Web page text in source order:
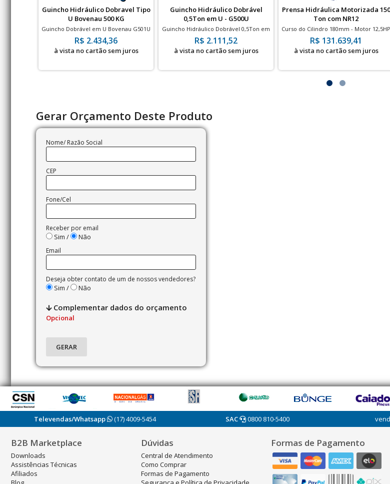
Guincho Hidráulico Dobravel Tipo
U Bovenau 500 KG
Guincho Dobrável em U Bovenau G501U
- Rodas de Poliuretano
R$ 2.434,36
à vista no cartão sem juros
Guincho Hidráulico Dobrável
0,5Ton em U - G500U
Guincho Hidráulico Dobrável 0,5Ton em
U - Rodas de Ferro
R$ 2.111,52
à vista no cartão sem juros
Prensa Hidráulica Motorizada 150
Ton com NR12
Curso do Cilindro 180mm - Motor 12,5HP
- com NR12
R$ 131.639,41
à vista no cartão sem juros
Gerar Orçamento Deste Produto
Nome/ Razão Social
CEP
Fone/Cel
Receber por email
Sim / Não
Email
Deseja obter contato de um de nossos vendedores?
Sim / Não
Complementar dados do orçamento
Opcional
Televendas/Whatsapp (17) 4009-5454 SAC 0800 810-5400
B2B Marketplace
Downloads
Assistências Técnicas
Afiliados
Dúvidas
Central de Atendimento
Como Comprar
Formas de Pagamento
Formas de Pagamento